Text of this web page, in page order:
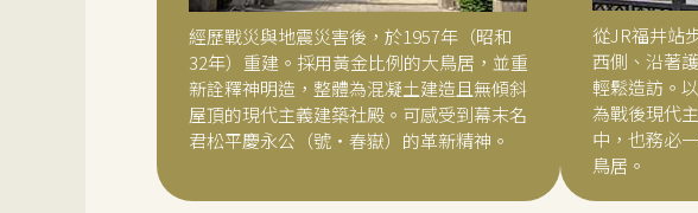
經歷戰災與地震災害後，於1957年（昭和
32年）重建。採用黃金比例的大鳥居，並重
新詮釋神明造，整體為混凝土建造且無傾斜
屋頂的現代主義建築社殿。可感受到幕末名
君松平慶永公（號・春嶽）的革新精神。
從JR福井站
西側、沿著
輕鬆造訪。
為戰後現代
中，也務必
鳥居。